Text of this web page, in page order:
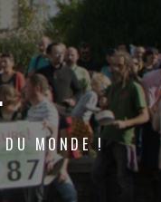
MONDE !